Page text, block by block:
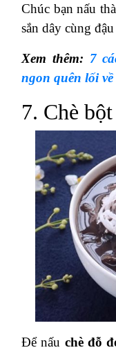
Chúc bạn nấu
sắn dây cùng
Xem thêm: 7
ngon quên lối về
7. Chè
Để nấu chè đỗ